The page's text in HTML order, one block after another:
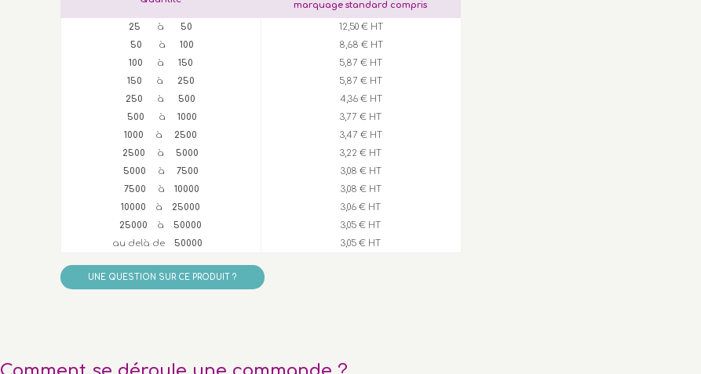
marquage standard compris
25 à50
12,50 € HT
50 à 100
8,68 € HT
100 à 150
5,87 € HT
150 à 250
5,87 € HT
250 à500
4,36 € HT
500 à 1000
3,77 € HT
1000 à 2500
3,47 € HT
2500 à5000
3,22 € HT
5000 à 7500
3,08 € HT
7500 à10000
3,08 € HT
10000 à 25000
3,06 € HT
25000 à50000
3,05 € HT
au delà de 50000 3,05 € HT
UNE QUESTION SUR CE PRODUIT ?